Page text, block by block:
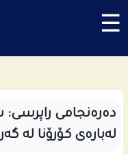
☰
ده‌ره‌نجامى راپرسی:
له‌باره‌ى كۆرۆنا له‌